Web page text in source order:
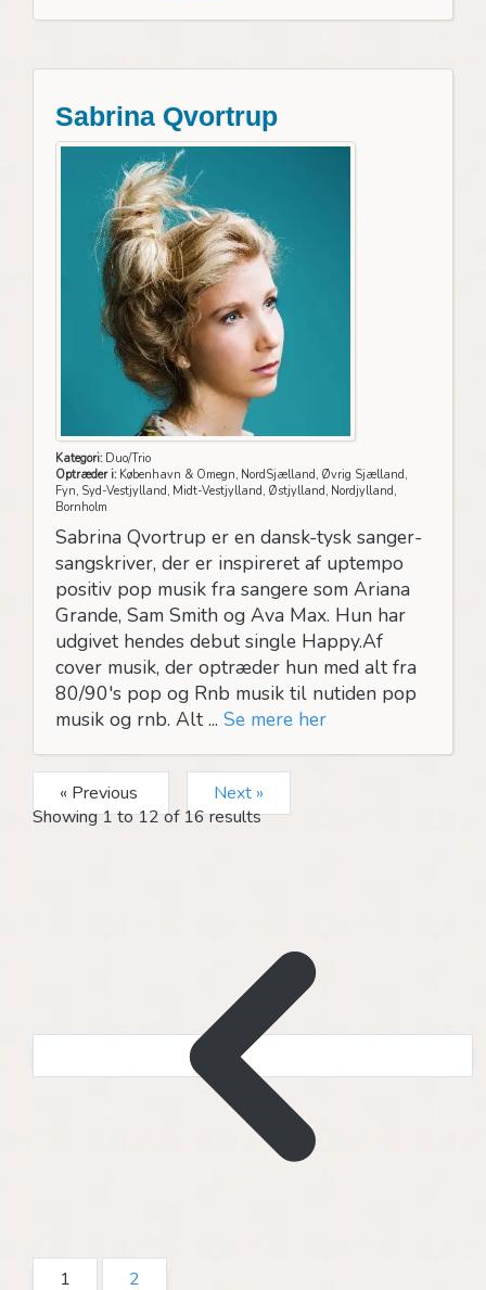
Sabrina Qvortrup
Kategori:Duo/Trio
Optræder i:København & Omegn, NordSjælland, Øvrig Sjælland,
Fyn, Syd-Vestjylland, Midt-Vestjylland, Østjylland, Nordjylland,
Bornholm
Sabrina Qvortrup er en dansk-tysk sanger-
sangskriver, der er inspireret af uptempo
positiv pop musik fra sangere som Ariana
Grande, Sam Smith og Ava Max. Hun har
udgivet hendes debut single Happy.Af
cover musik, der optræder hun med alt fra
80/90's pop og Rnb musik til nutiden pop
musik og rnb. Alt ... Se mere her
« Previous
Next »
Showing1to12of 16results
1 2